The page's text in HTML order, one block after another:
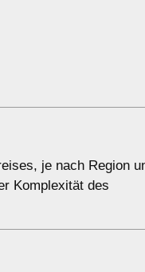
je nach Region
Komplexität des